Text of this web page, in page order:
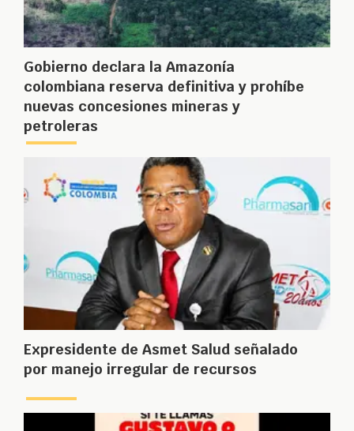
Gobierno declara la Amazonía
colombiana reserva definitiva y prohíbe
nuevas concesiones mineras y
petroleras
Expresidente de Asmet Salud señalado
por manejo irregular de recursos